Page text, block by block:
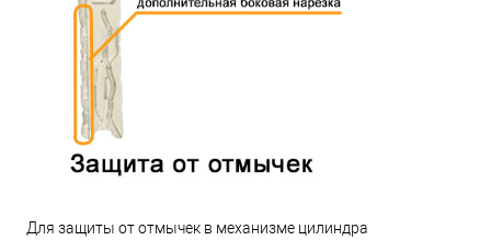
Для защиты от отмычек в механизме цилиндра